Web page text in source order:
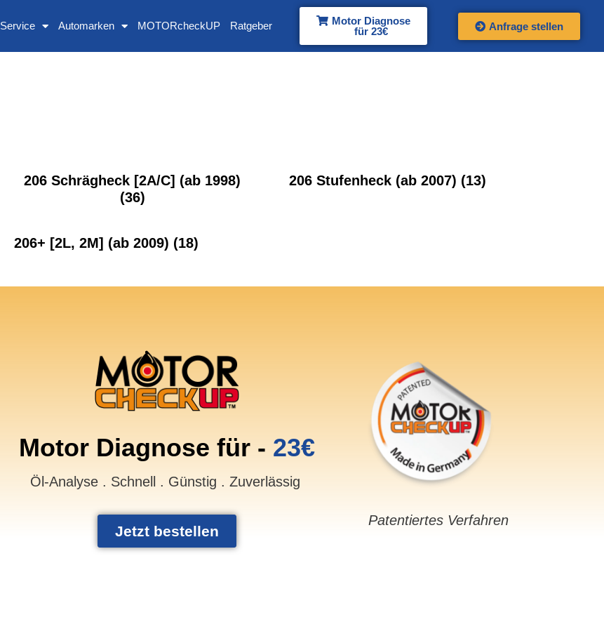
Service Automarken MOTORcheckUP Ratgeber
Motor Diagnose
für 23€
Anfrage stellen
206 Schrägheck [2A/C] (ab 1998)
(36)
206 Stufenheck (ab 2007) (13)
206+ [2L, 2M] (ab 2009) (18)
Motor Diagnose für - 23€
Öl-Analyse . Schnell . Günstig . Zuverlässig
Jetzt bestellen
Patentiertes Verfahren